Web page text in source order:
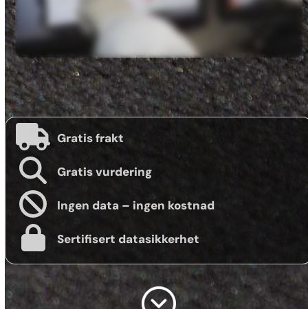
Gratis frakt
Gratis vurdering
Ingen data – ingen kostnad
Sertifisert datasikkerhet